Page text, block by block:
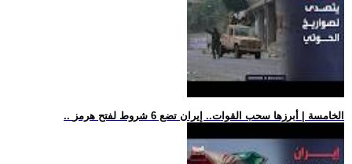
.. الخامسة | أبرزها سحب القوات.. إيران تضع 6 شروط لفتح هرمز